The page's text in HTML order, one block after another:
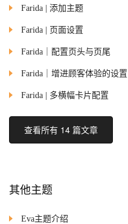
Farida | 添加主题
Farida | 页面设置
Farida｜配置页头与页尾
Farida｜增进顾客体验的设置
Farida | 多横幅卡片配置
查看所有 14 篇文章
其他主题
Eva主题介绍